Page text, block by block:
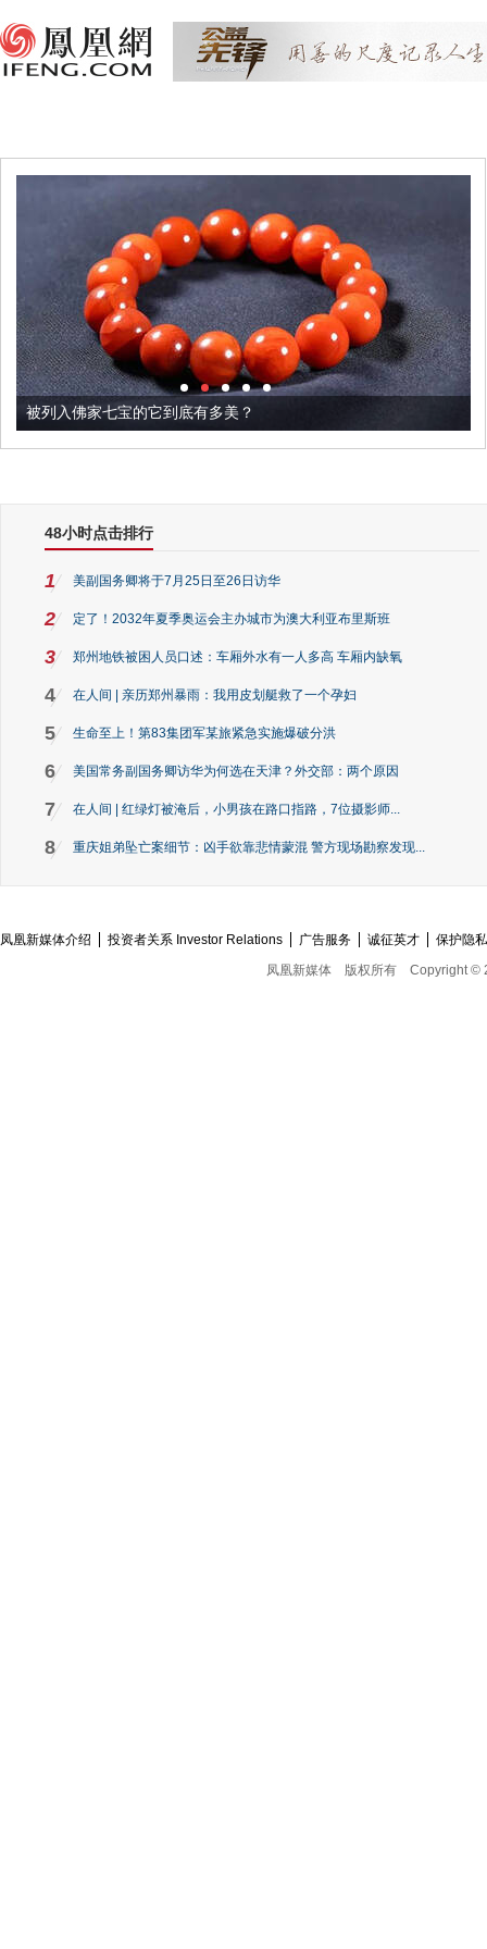
被列入佛家七宝的它到底有多美？
48小时点击排行
1 美副国务卿将于7月25日至26日访华
2 定了！2032年夏季奥运会主办城市为澳大利亚布里斯班
3 郑州地铁被困人员口述：车厢外水有一人多高 车厢内缺氧
4 在人间 | 亲历郑州暴雨：我用皮划艇救了一个孕妇
5 生命至上！第83集团军某旅紧急实施爆破分洪
6 美国常务副国务卿访华为何选在天津？外交部：两个原因
7 在人间 | 红绿灯被淹后，小男孩在路口指路，7位摄影师...
8 重庆姐弟坠亡案细节：凶手欲靠悲情蒙混 警方现场勘察发现...
凤凰新媒体介绍 投资者关系 Investor Relations 广告服务 诚征英才
保护隐
凤凰新媒体
版权所有 Copyright ©